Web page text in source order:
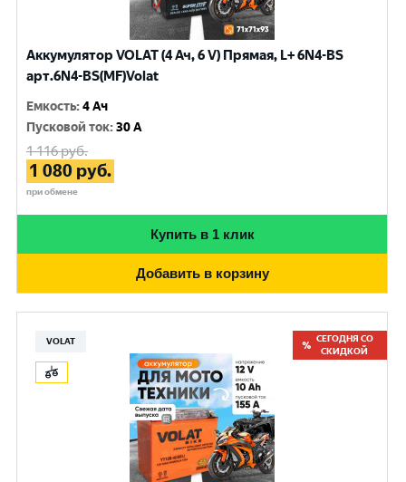
Аккумулятор VOLAT (4 Ач, 6 V) Прямая, L+ 6N4-BS
арт.6N4-BS(MF)Volat
Емкость:4 Ач
Пусковой ток:30 A
1 116руб.
1 080 руб.
при обмене
Купить в 1 клик
Добавить в корзину
VOLAT
СЕГОДНЯ СО
СКИДКОЙ